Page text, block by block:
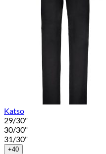
Katso
29/30"
30/30"
31/30"
+40